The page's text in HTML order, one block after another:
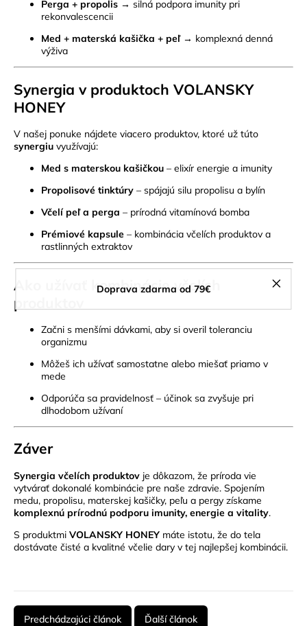
Doprava zdarma od 79€
Perga + propolis → silná podpora imunity pri
rekonvalescencii
Med + materská kašička + peľ→ komplexná denná
výživa
Synergia v produktoch VOLANSKY
HONEY
V našej ponuke nájdete viacero produktov, ktoré už túto
synergiu využívajú:
Med s materskou kašičkou – elixír energie a imunity
Propolisové tinktúry – spájajú silu propolisu a bylín
Včelí peľ a perga – prírodná vitamínová bomba
Prémiové kapsule – kombinácia včelích produktov a
rastlinných extraktov
Ako užívať kombinácie včelích
produktov
Začni s menšími dávkami, aby si overil toleranciu
organizmu
Môžeš ich užívať samostatne alebo miešať priamo v
mede
Odporúča sa pravidelnosť – účinok sa zvyšuje pri
dlhodobom užívaní
Záver
Synergia včelích produktov je dôkazom, že príroda vie
vytvárať dokonalé kombinácie pre naše zdravie. Spojením
medu, propolisu, materskej kašičky, peľu a pergy získame
komplexnú prírodnú podporu imunity, energie a vitality.
S produktmi VOLANSKY HONEY máte istotu, že do tela
dostávate čisté a kvalitné včelie dary v tej najlepšej kombinácii.
Predchádzajúci článok Ďalší článok